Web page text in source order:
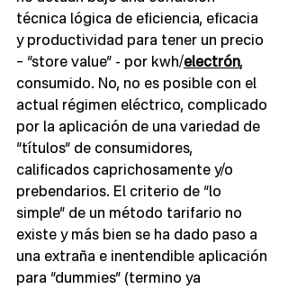
técnica lógica de eficiencia, eficacia
y productividad para tener un precio
– “store value” - por kwh/electrón,
consumido. No, no es posible con el
actual régimen eléctrico, complicado
por la aplicación de una variedad de
“títulos” de consumidores,
calificados caprichosamente y/o
prebendarios. El criterio de “lo
simple” de un método tarifario no
existe y más bien se ha dado paso a
una extraña e inentendible aplicación
para “dummies” (termino ya